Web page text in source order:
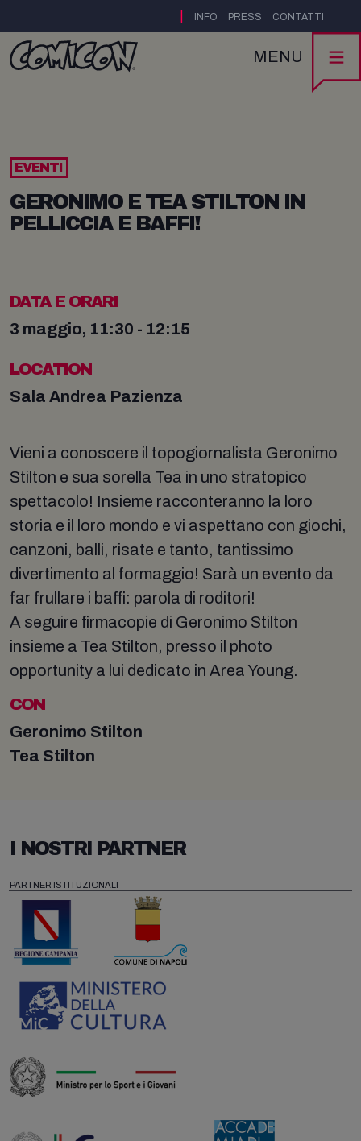
INFO PRESS CONTATTI
MENU
EVENTI
GERONIMO E TEA STILTON IN
PELLICCIA E BAFFI!
DATA E ORARI
3 maggio, 11:30 - 12:15
LOCATION
Sala Andrea Pazienza
Vieni a conoscere il topogiornalista Geronimo
Stilton e sua sorella Tea in uno stratopico
spettacolo! Insieme racconteranno la loro
storia e il loro mondo e vi aspettano con giochi,
canzoni, balli, risate e tanto, tantissimo
divertimento al formaggio! Sarà un evento da
far frullare i baffi: parola di roditori!
A seguire firmacopie di Geronimo Stilton
insieme a Tea Stilton, presso il photo
opportunity a lui dedicato in Area Young.
CON
Geronimo Stilton
Tea Stilton
I NOSTRI PARTNER
PARTNER ISTITUZIONALI